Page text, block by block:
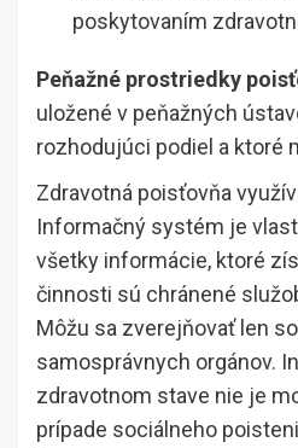
poskytovaním
Peňažné prostriedky
uložené v peňažných
rozhodujúci podiel a ktoré
Zdravotná poisťovňa
Informačný systém je
všetky informácie, ktoré
činnosti sú chránené
Môžu sa zverejňovať len
samosprávnych orgánov.
zdravotnom stave nie je
prípade sociálneho